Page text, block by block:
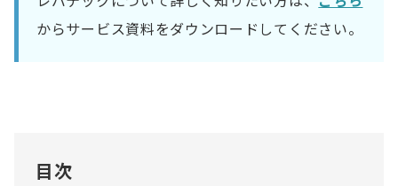
からサービス資料をダウンロードしてください。
目次